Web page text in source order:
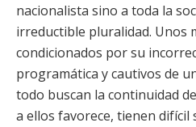
nacionalista sino a toda la
irreductible pluralidad. Unos
condicionados por su
programática y cautivos de
todo buscan la continuidad
a ellos favorece, tienen difícil